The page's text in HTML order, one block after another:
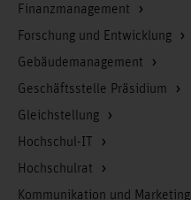
Finanzmanagement
Forschung und Entwicklung
Gebäudemanagement
Geschäftsstelle Präsidium
Gleichstellung
Hochschul-IT
Hochschulrat
Kommunikation und Marketing